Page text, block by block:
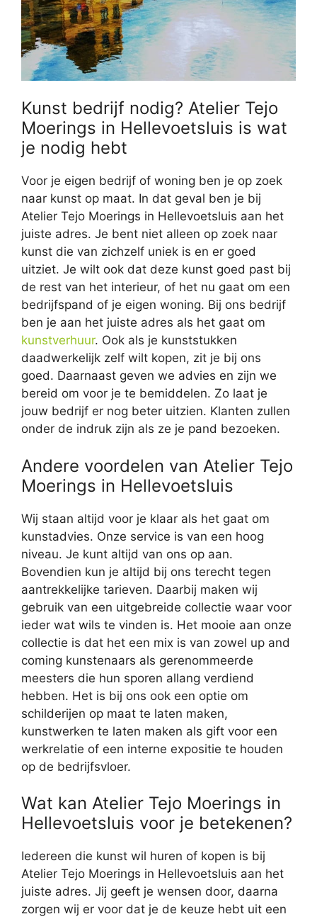
Kunst bedrijf nodig? Atelier Tejo
Moerings in Hellevoetsluis is wat
je nodig hebt
Voor je eigen bedrijf of woning ben je op zoek
naar kunst op maat. In dat geval ben je bij
Atelier Tejo Moerings in Hellevoetsluis aan het
juiste adres. Je bent niet alleen op zoek naar
kunst die van zichzelf uniek is en er goed
uitziet. Je wilt ook dat deze kunst goed past bij
de rest van het interieur, of het nu gaat om een
bedrijfspand of je eigen woning. Bij ons bedrijf
ben je aan het juiste adres als het gaat om
kunstverhuur. Ook als je kunststukken
daadwerkelijk zelf wilt kopen, zit je bij ons
goed. Daarnaast geven we advies en zijn we
bereid om voor je te bemiddelen. Zo laat je
jouw bedrijf er nog beter uitzien. Klanten zullen
onder de indruk zijn als ze je pand bezoeken.
Andere voordelen van Atelier Tejo
Moerings in Hellevoetsluis
Wij staan altijd voor je klaar als het gaat om
kunstadvies. Onze service is van een hoog
niveau. Je kunt altijd van ons op aan.
Bovendien kun je altijd bij ons terecht tegen
aantrekkelijke tarieven. Daarbij maken wij
gebruik van een uitgebreide collectie waar voor
ieder wat wils te vinden is. Het mooie aan onze
collectie is dat het een mix is van zowel up and
coming kunstenaars als gerenommeerde
meesters die hun sporen allang verdiend
hebben. Het is bij ons ook een optie om
schilderijen op maat te laten maken,
kunstwerken te laten maken als gift voor een
werkrelatie of een interne expositie te houden
op de bedrijfsvloer.
Wat kan Atelier Tejo Moerings in
Hellevoetsluis voor je betekenen?
Iedereen die kunst wil huren of kopen is bij
Atelier Tejo Moerings in Hellevoetsluis aan het
juiste adres. Jij geeft je wensen door, daarna
zorgen wij er voor dat je de keuze hebt uit een